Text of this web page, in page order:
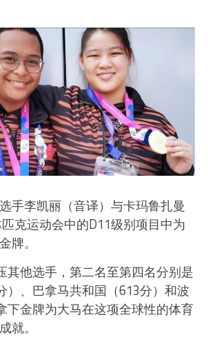
手李凯丽（音译）与卡玛鲁扎曼
克运动会中的D11级别项目中为
牌。
其他选手，第二名至第四名分别是
）、巴拿马共和国（613分）和波
下金牌为大马在这项全球性的体育
就。